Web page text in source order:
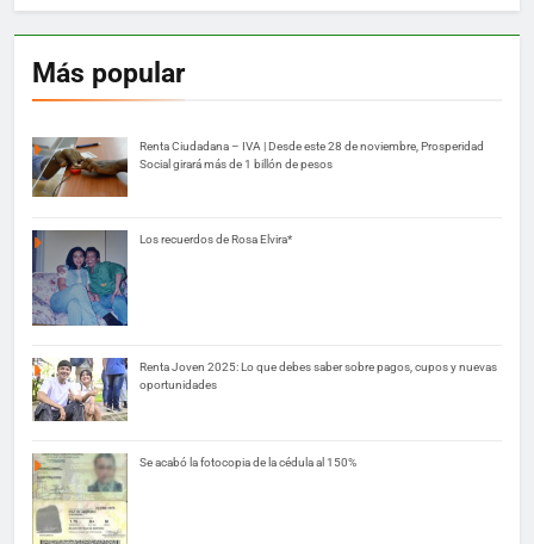
Más popular
Renta Ciudadana – IVA | Desde este 28 de noviembre, Prosperidad
Social girará más de 1 billón de pesos
Los recuerdos de Rosa Elvira*
Renta Joven 2025: Lo que debes saber sobre pagos, cupos y nuevas
oportunidades
Se acabó la fotocopia de la cédula al 150%